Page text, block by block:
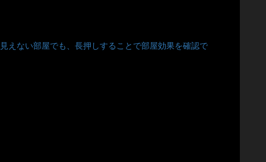
えない部屋でも、長押しすることで部屋効果を確認で